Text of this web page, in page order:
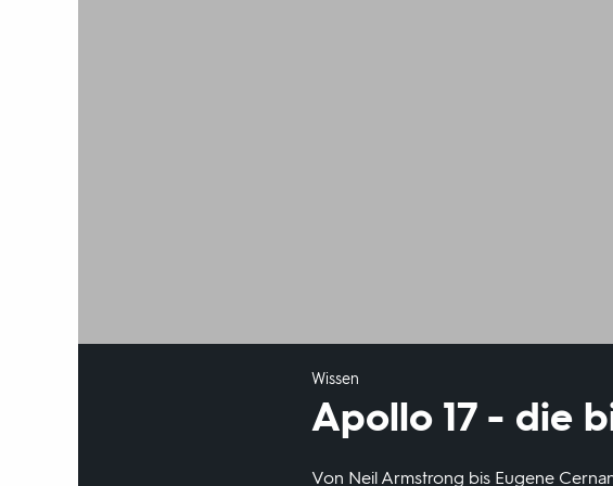
Wissen
Apollo 17 - die
Von Neil Armstrong bis Eugene